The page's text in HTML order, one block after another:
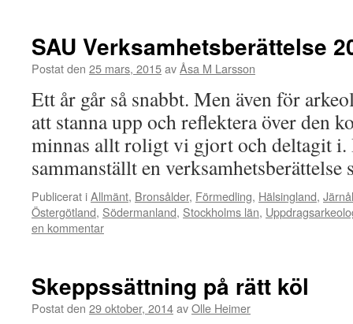
SAU Verksamhetsberättelse
Postat den 25 mars, 2015avÅsa M Larsson
Ett år går så snabbt. Men även för
att stanna upp och reflektera över den
minnas allt roligt vi gjort och deltagit
sammanställt en
Publicerat iAllmänt, Bronsålder, Förmedling, Hälsingland,
Östergötland, Södermanland, Stockholms län,
en kommentar
Skeppssättning på rätt köl
Postat den 29 oktober, 2014avOlle Heimer